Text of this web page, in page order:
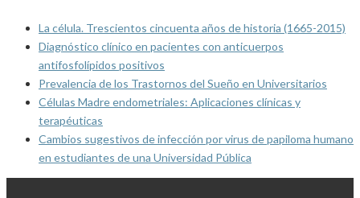
La célula. Trescientos cincuenta años de historia (1665-2015)
Diagnóstico clínico en pacientes con anticuerpos
antifosfolípidos positivos
Prevalencia de los Trastornos del Sueño en Universitarios
Células Madre endometriales: Aplicaciones clínicas y
terapéuticas
Cambios sugestivos de infección por virus de papiloma humano
en estudiantes de una Universidad Pública